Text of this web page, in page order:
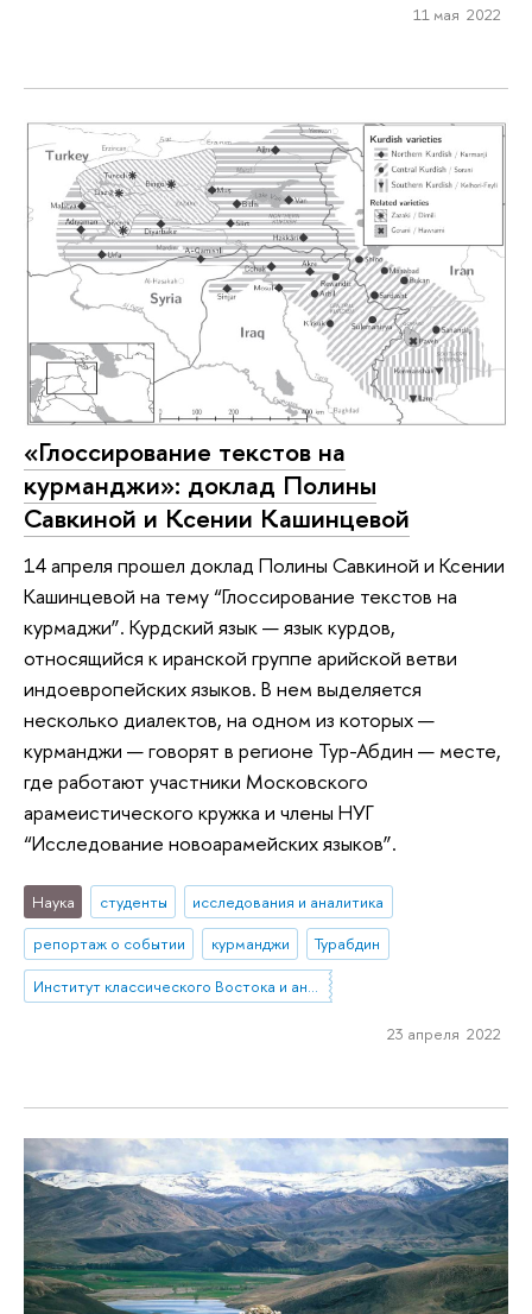
11 мая 2022
«Глоссирование текстов на
курманджи»: доклад Полины
Савкиной и Ксении Кашинцевой
14 апреля прошел доклад Полины Савкиной и Ксении
Кашинцевой на тему “Глоссирование текстов на
курмаджи”. Курдский язык — язык курдов,
относящийся к иранской группе арийской ветви
индоевропейских языков. В нем выделяется
несколько диалектов, на одном из которых —
курманджи — говорят в регионе Тур-Абдин — месте,
где работают участники Московского
арамеистического кружка и члены НУГ
“Исследование новоарамейских языков”.
Наука студенты
исследования и аналитика
репортаж о событии
курманджи
Турабдин
Институт классического Востока и античности
23 апреля 2022